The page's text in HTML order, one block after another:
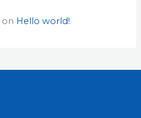
on Hello world!